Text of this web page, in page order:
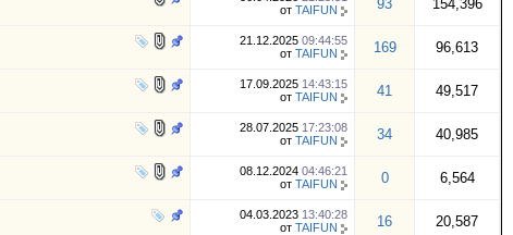
от TAIFUN 93 154,396
21.12.2025 09:44:55
от TAIFUN 169 96,613
17.09.2025 14:43:15
от TAIFUN 41 49,517
28.07.2025 17:23:08
от TAIFUN 34 40,985
08.12.2024 04:46:21
от TAIFUN 0 6,564
04.03.2023 13:40:28
от TAIFUN 16 20,587